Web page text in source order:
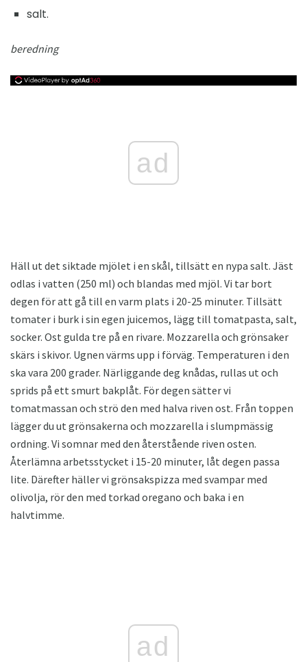
salt.
beredning
ad
Häll ut det siktade mjölet i en skål, tillsätt en nypa salt. Jäst
odlas i vatten (250 ml) och blandas med mjöl. Vi tar bort
degen för att gå till en varm plats i 20-25 minuter. Tillsätt
tomater i burk i sin egen juicemos, lägg till tomatpasta, salt,
socker. Ost gulda tre på en rivare. Mozzarella och grönsaker
skärs i skivor. Ugnen värms upp i förväg. Temperaturen i den
ska vara 200 grader. Närliggande deg knådas, rullas ut och
sprids på ett smurt bakplåt. För degen sätter vi
tomatmassan och strö den med halva riven ost. Från toppen
lägger du ut grönsakerna och mozzarella i slumpmässig
ordning. Vi somnar med den återstående riven osten.
Återlämna arbetsstycket i 15-20 minuter, låt degen passa
lite. Därefter häller vi grönsakspizza med svampar med
olivolja, rör den med torkad oregano och baka i en
halvtimme.
ad